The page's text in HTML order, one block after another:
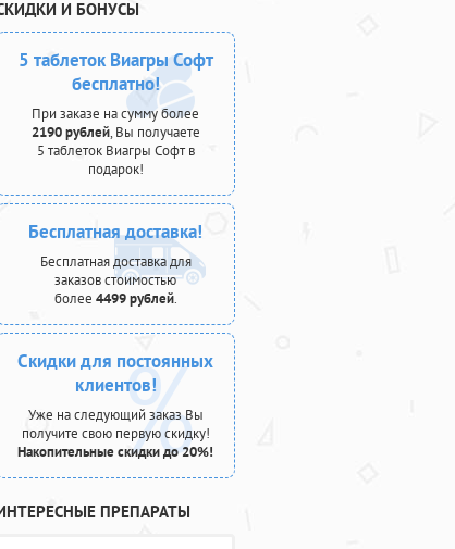
И БОНУСЫ
5 таблеток Виагры Софт
бесплатно!
При заказе на сумму более
2190 рублей, Вы получаете
5 таблеток Виагры Софт в
подарок!
Бесплатная доставка!
Бесплатная доставка для
заказов стоимостью
более 4499 рублей.
Скидки для постоянных
клиентов!
Уже на следующий заказ Вы
получите свою первую скидку!
Накопительные скидки до 20%!
ПРЕПАРАТЫ